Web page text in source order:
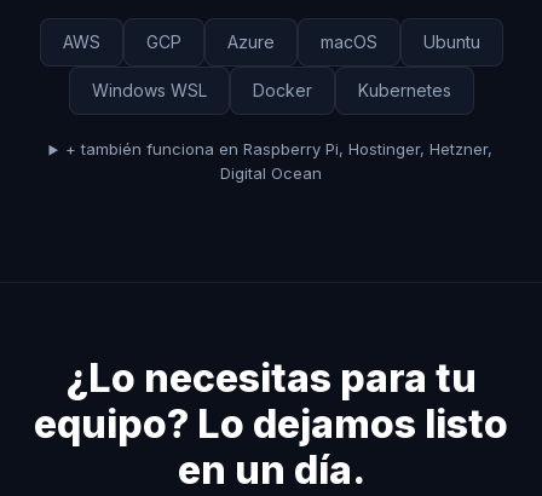
AWS GCP Azure macOS Ubuntu
Windows WSL Docker Kubernetes
+ también funciona en Raspberry Pi, Hostinger, Hetzner,
Digital Ocean
¿Lo necesitas para tu
equipo? Lo dejamos listo
en un día.